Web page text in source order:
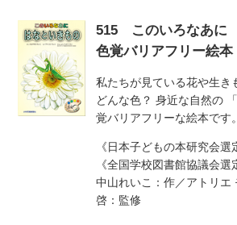
515 このいろなあ
色覚バリアフリー絵本
私たちが見ている花や生き
どんな色？ 身近な自然の
覚バリアフリーな絵本です。
《日本子どもの本研究会選
《全国学校図書館協議会選
中山れいこ：作／アトリ
啓：監修